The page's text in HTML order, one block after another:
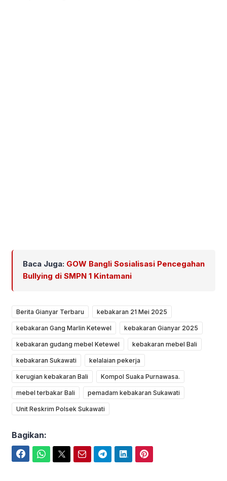
Baca Juga: GOW Bangli Sosialisasi Pencegahan
Bullying di SMPN 1 Kintamani
Berita Gianyar Terbaru kebakaran 21 Mei 2025
kebakaran Gang Marlin Ketewel kebakaran Gianyar 2025
kebakaran gudang mebel Ketewel kebakaran mebel Bali
kebakaran Sukawati kelalaian pekerja
kerugian kebakaran Bali Kompol Suaka Purnawasa.
mebel terbakar Bali pemadam kebakaran Sukawati
Unit Reskrim Polsek Sukawati
Bagikan: